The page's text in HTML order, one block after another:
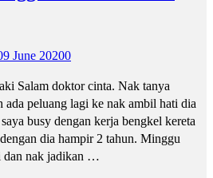
9 June 20200
Salam doktor cinta. Nak tanya
ada peluang lagi ke nak ambil hati dia
busy dengan kerja bengkel kereta
dia hampir 2 tahun. Minggu
dan nak jadikan …